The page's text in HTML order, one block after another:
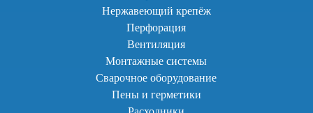
Нержавеющий крепёж
Перфорация
Вентиляция
Монтажные системы
Сварочное оборудование
Пены и герметики